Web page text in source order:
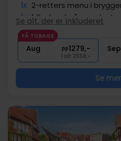
1x 2-retters menu i
1x 1 flaske øl på værelset
∞ Drikke er inkluderet til
1x velkomstdrink
Se alt, der er inkluderet
FÅ TILBAGE
Aug pp1279,-
I alt 2558,-
Sep
Se